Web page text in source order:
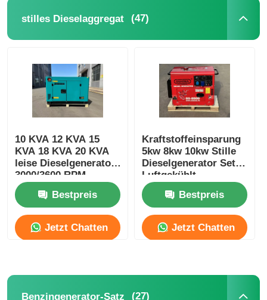
stilles Dieselaggregat (47)
10 KVA 12 KVA 15
KVA 18 KVA 20 KVA
leise Dieselgenerator
3000/3600 RPM
Bestpreis
Jetzt Chatten
Kraftstoffeinsparung
5kw 8kw 10kw Stille
Dieselgenerator Set
Luftgekühlt
Anpassbar
Bestpreis
Jetzt Chatten
Benzingenerator-Satz (27)